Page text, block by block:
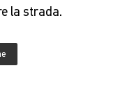
la strada.